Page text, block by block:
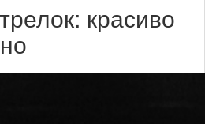
красиво